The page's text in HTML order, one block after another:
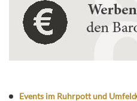
Events im Ruhrpott und Umfeld